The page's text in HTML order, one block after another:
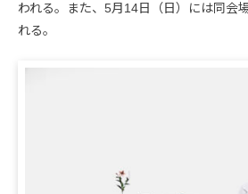
われる。また、5月14日（日）には同会
れる。